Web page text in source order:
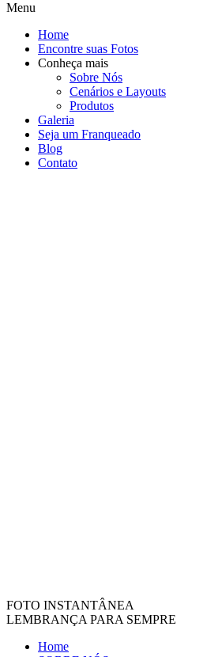
Menu
Home
Encontre suas Fotos
Conheça mais
Sobre Nós
Cenários e Layouts
Produtos
Galeria
Seja um Franqueado
Blog
Contato
FOTO INSTANTÂNEA
LEMBRANÇA PARA SEMPRE
Home